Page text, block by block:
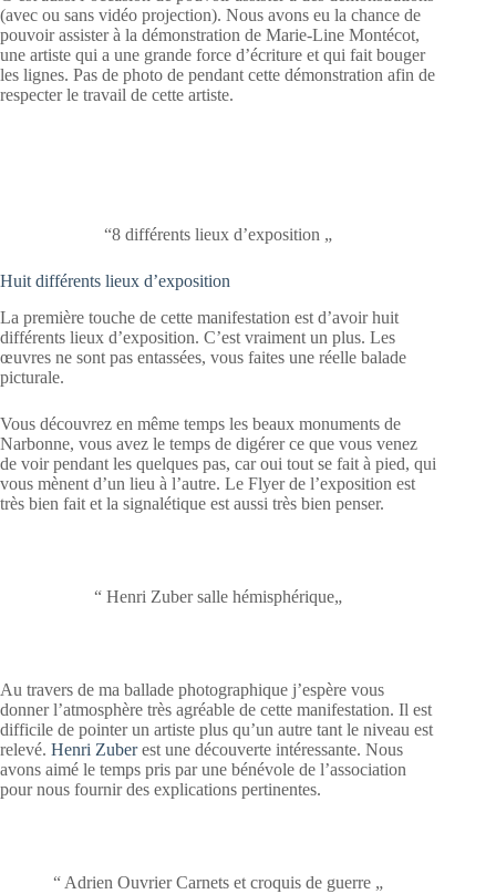
(avec ou sans vidéo projection). Nous avons eu la chance de
pouvoir assister à la démonstration de Marie-Line Montécot,
une artiste qui a une grande force d’écriture et qui fait bouger
les lignes. Pas de photo de pendant cette démonstration afin de
respecter le travail de cette artiste.
“8 différents lieux d’exposition „
Huit différents lieux d’exposition
La première touche de cette manifestation est d’avoir huit
différents lieux d’exposition. C’est vraiment un plus. Les
œuvres ne sont pas entassées, vous faites une réelle balade
picturale.
Vous découvrez en même temps les beaux monuments de
Narbonne, vous avez le temps de digérer ce que vous venez
de voir pendant les quelques pas, car oui tout se fait à pied, qui
vous mènent d’un lieu à l’autre. Le Flyer de l’exposition est
très bien fait et la signalétique est aussi très bien penser.
“ Henri Zuber salle hémisphérique„
Au travers de ma ballade photographique j’espère vous
donner l’atmosphère très agréable de cette manifestation. Il est
difficile de pointer un artiste plus qu’un autre tant le niveau est
relevé. Henri Zuberest une découverte intéressante. Nous
avons aimé le temps pris par une bénévole de l’association
pour nous fournir des explications pertinentes.
“ Adrien Ouvrier Carnets et croquis de guerre „